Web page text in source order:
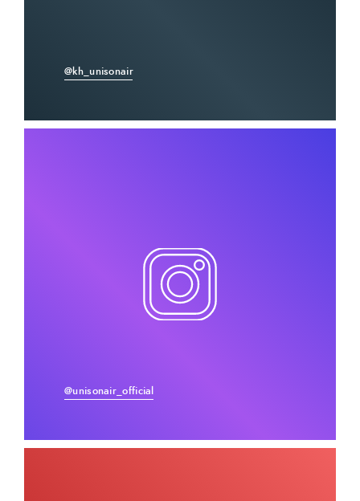
@kh_unisonair
@unisonair_official